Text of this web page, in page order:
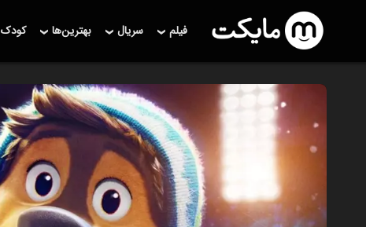
فیلم سریال بهترین‌ها کودک